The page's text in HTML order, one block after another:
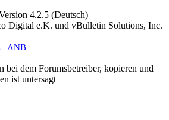
4.2.5 (Deutsch)
Digital e.K. und vBulletin Solutions, Inc.
| ANB
bei dem Forumsbetreiber, kopieren und
ist untersagt